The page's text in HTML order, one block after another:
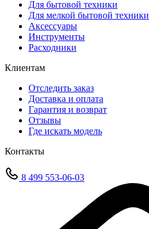
Для бытовой техники
Для мелкой бытовой техники
Аксессуары
Инструменты
Расходники
Клиентам
Отследить заказ
Доставка и оплата
Гарантия и возврат
Отзывы
Где искать модель
Контакты
8 499 553-06-03